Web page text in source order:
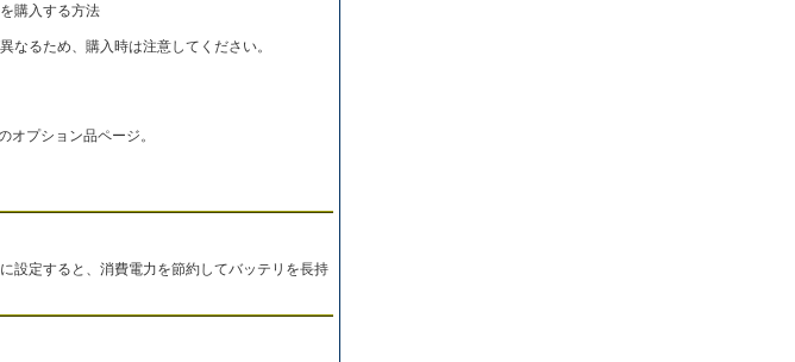
購入する方法
なるため、購入時は注意してください。
オプション品ページ。
設定すると、消費電力を節約してバッテリを長持